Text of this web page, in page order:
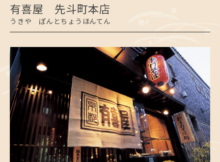
有喜屋 先斗町本店
うきや ぽんとちょうほんてん